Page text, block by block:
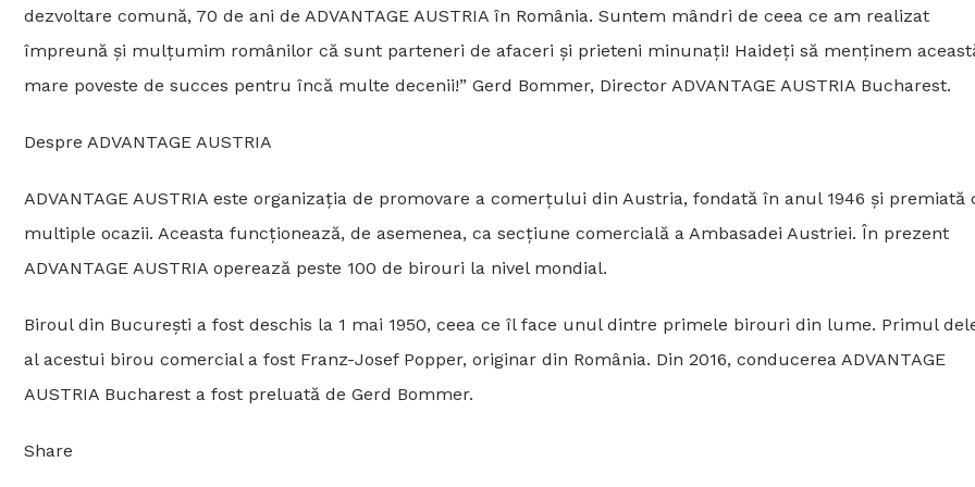
dezvoltare comună, 70 de ani de ADVANTAGE AUSTRIA în România. Suntem mândri de ceea ce am realizat
împreună și mulțumim românilor că sunt parteneri de afaceri și prieteni minunați! Haideți să menținem
mare poveste de succes pentru încă multe decenii!” Gerd Bommer, Director ADVANTAGE AUSTRIA Bucharest.
Despre ADVANTAGE AUSTRIA
ADVANTAGE AUSTRIA este organizația de promovare a comerțului din Austria, fondată în anul 1946 și premiată
multiple ocazii. Aceasta funcționează, de asemenea, ca secțiune comercială a Ambasadei Austriei. În prezent
ADVANTAGE AUSTRIA operează peste 100 de birouri la nivel mondial.
Biroul din București a fost deschis la 1 mai 1950, ceea ce îl face unul dintre primele birouri din lume. Primul
al acestui birou comercial a fost Franz-Josef Popper, originar din România. Din 2016, conducerea ADVANTAGE
AUSTRIA Bucharest a fost preluată de Gerd Bommer.
Share